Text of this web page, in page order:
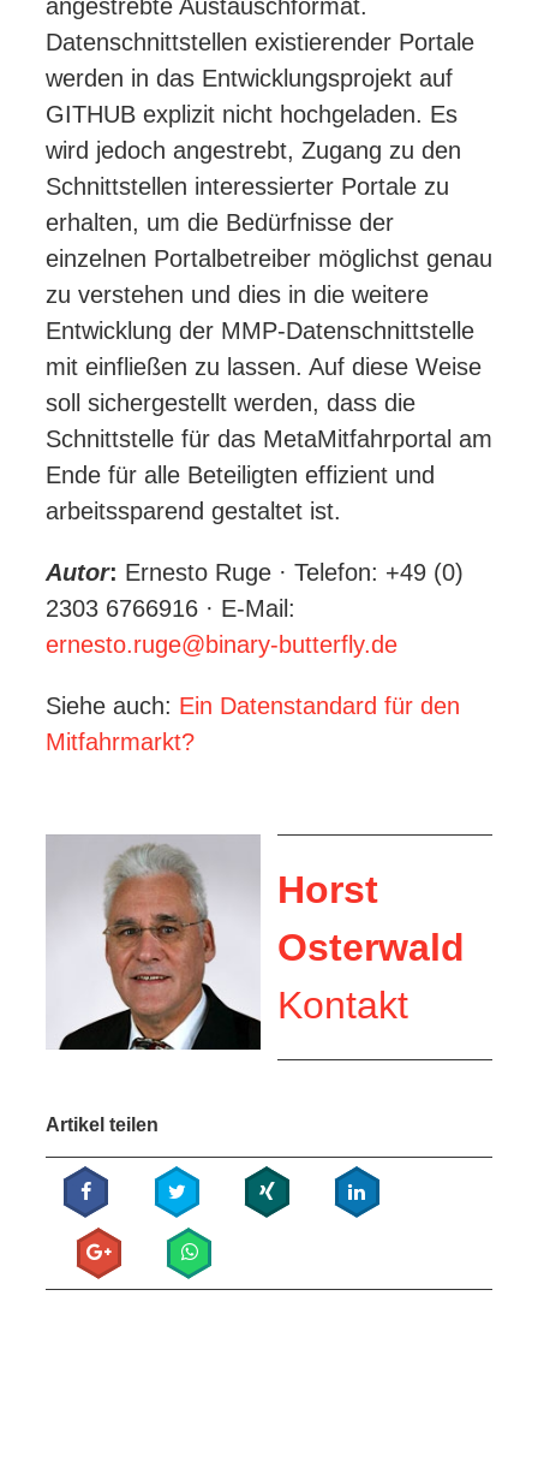
angestrebte Austauschformat.
Datenschnittstellen existierender Portale
werden in das Entwicklungsprojekt auf
GITHUB explizit nicht hochgeladen. Es
wird jedoch angestrebt, Zugang zu den
Schnittstellen interessierter Portale zu
erhalten, um die Bedürfnisse der
einzelnen Portalbetreiber möglichst genau
zu verstehen und dies in die weitere
Entwicklung der MMP-Datenschnittstelle
mit einfließen zu lassen. Auf diese Weise
soll sichergestellt werden, dass die
Schnittstelle für das MetaMitfahrportal am
Ende für alle Beteiligten effizient und
arbeitssparend gestaltet ist.
Autor: Ernesto Ruge · Telefon: +49 (0)
2303 6766916 · E-Mail:
ernesto.ruge@binary-butterfly.de
Siehe auch: Ein Datenstandard für den
Mitfahrmarkt?
Horst
Osterwald
Kontakt
Artikel teilen